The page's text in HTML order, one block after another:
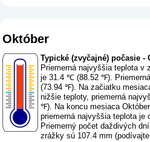
Október
Typické (zvyčajné) počasie
Priemerná najvyššia teplota v
je 31.4 ℃ (88.52 ℉).
(73.94 ℉). Na začiatku
nižšie teploty, priemerná
℉). Na koncu mesiaca
priemerná najvyššia teplota
Priemerný počet daždivých
zrážky sú 107.4 mm (